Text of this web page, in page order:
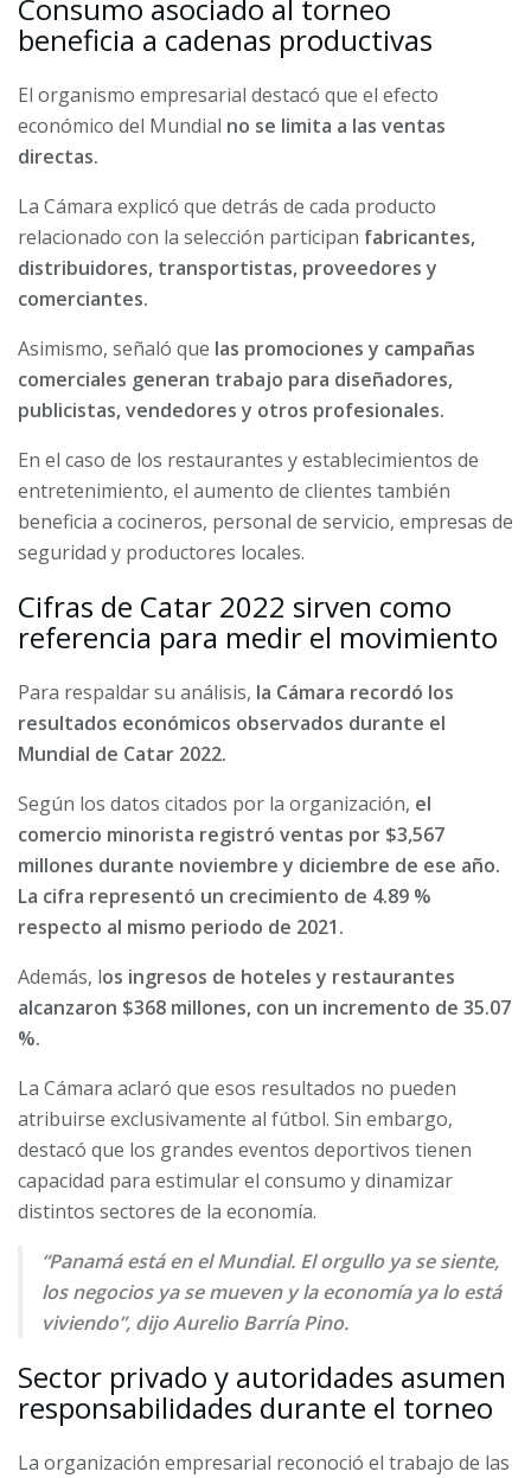
Consumo asociado al torneo
beneficia a cadenas productivas
El organismo empresarial destacó que el efecto
económico del Mundial no se limita a las ventas
directas.
La Cámara explicó que detrás de cada producto
relacionado con la selección participan fabricantes,
distribuidores, transportistas, proveedores y
comerciantes.
Asimismo, señaló que las promociones y campañas
comerciales generan trabajo para diseñadores,
publicistas, vendedores y otros profesionales.
En el caso de los restaurantes y establecimientos de
entretenimiento, el aumento de clientes también
beneficia a cocineros, personal de servicio, empresas de
seguridad y productores locales.
Cifras de Catar 2022 sirven como
referencia para medir el movimiento
Para respaldar su análisis, la Cámara recordó los
resultados económicos observados durante el
Mundial de Catar 2022.
Según los datos citados por la organización, el
comercio minorista registró ventas por $3,567
millones durante noviembre y diciembre de ese año.
La cifra representó un crecimiento de 4.89 %
respecto al mismo periodo de 2021.
Además, los ingresos de hoteles y restaurantes
alcanzaron $368 millones, con un incremento de 35.07
%.
La Cámara aclaró que esos resultados no pueden
atribuirse exclusivamente al fútbol. Sin embargo,
destacó que los grandes eventos deportivos tienen
capacidad para estimular el consumo y dinamizar
distintos sectores de la economía.
“Panamá está en el Mundial. El orgullo ya se siente,
los negocios ya se mueven y la economía ya lo está
viviendo”, dijo Aurelio Barría Pino.
Sector privado y autoridades asumen
responsabilidades durante el torneo
La organización empresarial reconoció el trabajo de las